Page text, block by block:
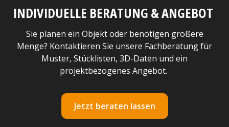
INDIVIDUELLE BERATUNG & ANGEBOT
Sie planen ein Objekt oder benötigen größere
Menge? Kontaktieren Sie unsere Fachberatung für
Muster, Stücklisten, 3D-Daten und ein
projektbezogenes Angebot.
Jetzt beraten lassen